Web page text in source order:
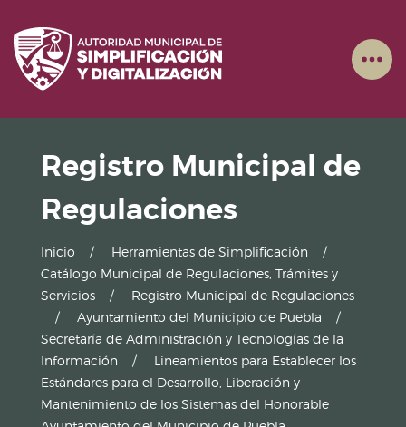
Registro Municipal de
Regulaciones
Inicio
Herramientas de Simplificación
Catálogo Municipal de Regulaciones, Trámites y
Servicios
Registro Municipal de Regulaciones
Ayuntamiento del Municipio de Puebla
Secretaría de Administración y Tecnologías de la
Información
Lineamientos para Establecer los
Estándares para el Desarrollo, Liberación y
Mantenimiento de los Sistemas del Honorable